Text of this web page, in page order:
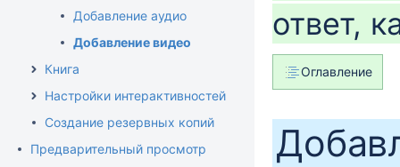
Добавление аудио
Добавление видео
Книга
Настройки интерактивностей
Создание резервных копий
Предварительный просмотр
ответ,
Оглавление